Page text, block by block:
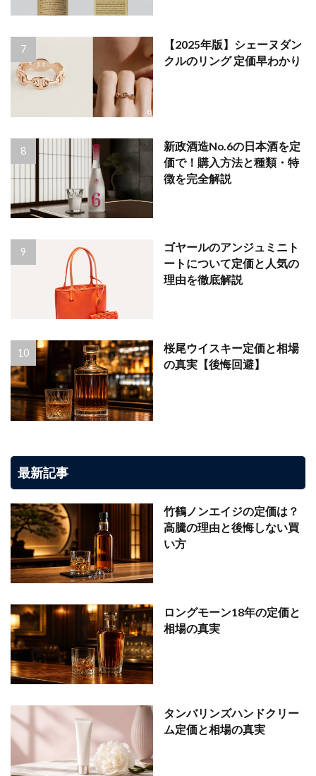
【2025年版】シェーヌダン
クルのリング 定価早わかり
新政酒造No.6の日本酒を定
価で！購入方法と種類・特
徴を完全解説
ゴヤールのアンジュミニト
ートについて定価と人気の
理由を徹底解説
桜尾ウイスキー定価と相場
の真実【後悔回避】
最新記事
竹鶴ノンエイジの定価は？
高騰の理由と後悔しない買
い方
ロングモーン18年の定価と
相場の真実
タンバリンズハンドクリー
ム定価と相場の真実